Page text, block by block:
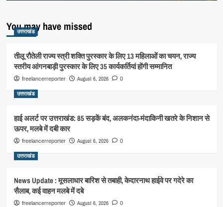
You may have missed
उत्तराखंड
तीलू रौतेली राज्य स्त्री शक्ति पुरस्कार के लिए 13 महिलाओं का चयन, राज्य
स्तरीय आंगनबाड़ी पुरस्कार के लिए 35 कार्यकर्तियां होंगी सम्मानित
freelancerreporter August 6, 2026 0
उत्तराखंड
हाई अलर्ट पर उत्तराखंड: 85 सड़कें बंद, अलकनंदा-मंदाकिनी खतरे के निशान से
ऊपर, मलबे में दबी कार
freelancerreporter August 6, 2026 0
उत्तराखंड
News Update : मूसलाधार बारिश से तबाही, केदारनाथ हाईवे पर गदेरे का
सैलाब, कई वाहन मलबे में दबे
freelancerreporter August 6, 2026 0